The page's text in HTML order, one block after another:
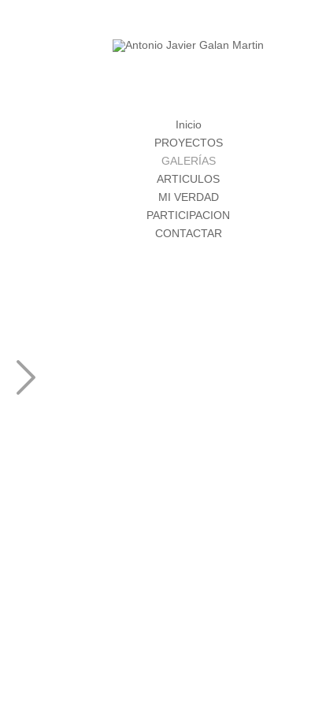
Inicio
PROYECTOS
GALERÍAS
ARTICULOS
MI VERDAD
PARTICIPACION
CONTACTAR